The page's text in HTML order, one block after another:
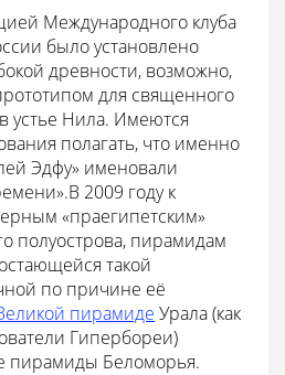
Международного клуба
было установлено
древности, возможно,
для священного
устье Нила. Имеются
полагать, что именно
Эдфу» именовали
2009 году к
«праегипетским»
полуострова, пирамидам
такой
по причине её
пирамиде Урала (как
Гипербореи)
пирамиды Беломорья.